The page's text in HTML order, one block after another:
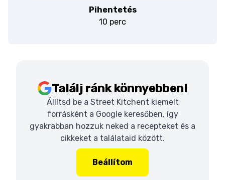
Pihentetés
10 perc
Találj ránk könnyebben!
Állítsd be a Street Kitchent kiemelt
forrásként a Google keresőben, így
gyakrabban hozzuk neked a recepteket és a
cikkeket a találataid között.
Beállítom